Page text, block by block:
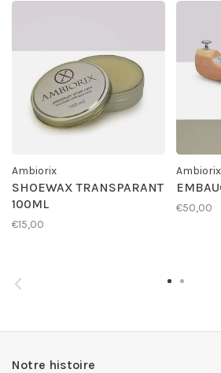
Ambiorix
SHOEWAX TRANSPARANT
100ML
€15,00
Ambiorix
€50,00
Notre histoire